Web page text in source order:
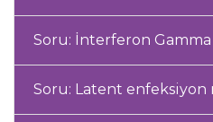
Soru: İnterferon
Soru: Latent enfeksiyon